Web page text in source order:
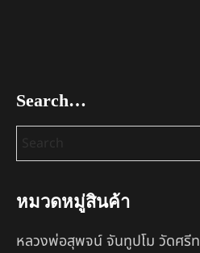
Search…
หมวดหมู่สินค้า
หลวงพ่อสุพจน์ จันทูปโม วัดศรี